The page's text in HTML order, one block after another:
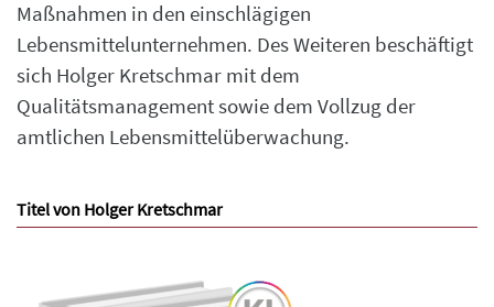
Maßnahmen in den einschlägigen
Lebensmittelunternehmen. Des Weiteren beschäftigt
sich Holger Kretschmar mit dem
Qualitätsmanagement sowie dem Vollzug der
amtlichen Lebensmittelüberwachung.
Titel von Holger Kretschmar